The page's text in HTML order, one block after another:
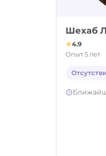
Шехаб
4.9
Опыт 5 лет